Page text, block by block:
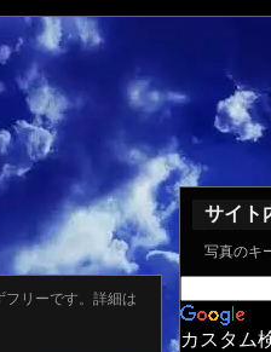
フリーです。詳細は
サイト
写真のキ
カスタム